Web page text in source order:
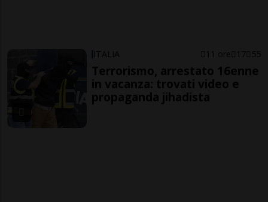
ITALIA 11 ore 17 55
Terrorismo, arrestato 16enne
in vacanza: trovati video e
propaganda jihadista